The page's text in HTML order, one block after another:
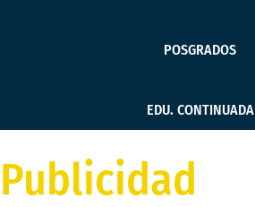
POSGRADOS
EDU. CONTINUADA
Publicidad